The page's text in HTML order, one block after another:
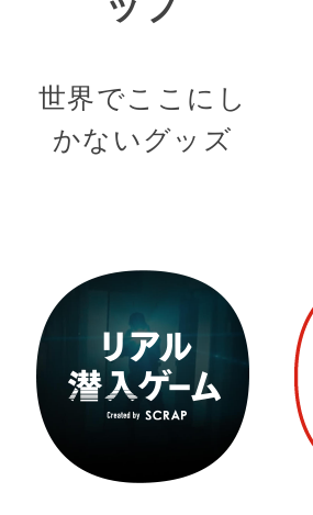
世界でここにし
かないグッズ